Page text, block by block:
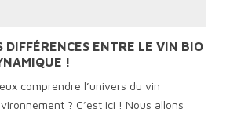
DIFFÉRENCES ENTRE LE VIN BIO
!
comprendre l’univers du vin
? C’est ici ! Nous allons